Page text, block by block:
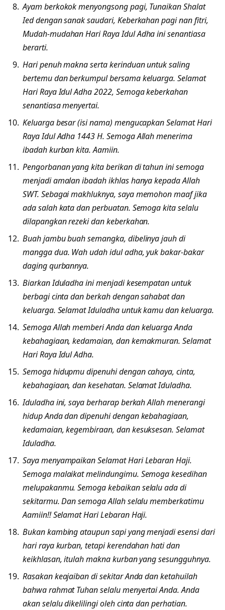
Ayam berkokok menyongsong pagi, Tunaikan Shalat
Ied dengan sanak saudari, Keberkahan pagi nan fitri,
Mudah-mudahan Hari Raya Idul Adha ini senantiasa
berarti.
Hari penuh makna serta kerinduan untuk saling
bertemu dan berkumpul bersama keluarga. Selamat
Hari Raya Idul Adha 2022, Semoga keberkahan
senantiasa menyertai.
Keluarga besar (isi nama) mengucapkan Selamat Hari
Raya Idul Adha 1443 H. Semoga Allah menerima
ibadah kurban kita. Aamiin.
Pengorbanan yang kita berikan di tahun ini semoga
menjadi amalan ibadah ikhlas hanya kepada Allah
SWT. Sebagai makhluknya, saya memohon maaf jika
ada salah kata dan perbuatan. Semoga kita selalu
dilapangkan rezeki dan keberkahan.
Buah jambu buah semangka, dibelinya jauh di
mangga dua. Wah udah idul adha, yuk bakar-bakar
daging qurbannya.
Biarkan Iduladha ini menjadi kesempatan untuk
berbagi cinta dan berkah dengan sahabat dan
keluarga. Selamat Iduladha untuk kamu dan keluarga.
Semoga Allah memberi Anda dan keluarga Anda
kebahagiaan, kedamaian, dan kemakmuran. Selamat
Hari Raya Idul Adha.
Semoga hidupmu dipenuhi dengan cahaya, cinta,
kebahagiaan, dan kesehatan. Selamat Iduladha.
Iduladha ini, saya berharap berkah Allah menerangi
hidup Anda dan dipenuhi dengan kebahagiaan,
kedamaian, kegembiraan, dan kesuksesan. Selamat
Iduladha.
Saya menyampaikan Selamat Hari Lebaran Haji.
Semoga malaikat melindungimu. Semoga kesedihan
melupakanmu. Semoga kebaikan selalu ada di
sekitarmu. Dan semoga Allah selalu memberkatimu
Aamiin!! Selamat Hari Lebaran Haji.
Bukan kambing ataupun sapi yang menjadi esensi dari
hari raya kurban, tetapi kerendahan hati dan
keikhlasan, itulah makna kurban yang sesungguhnya.
Rasakan keajaiban di sekitar Anda dan ketahuilah
bahwa rahmat Tuhan selalu menyertai Anda. Anda
akan selalu dikelilingi oleh cinta dan perhatian.